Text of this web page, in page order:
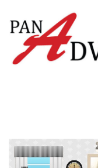
contenuto
(premi
invio)